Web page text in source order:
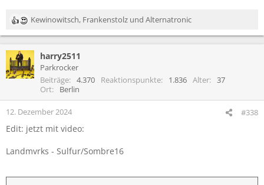
R
e
k
t
i
n
e
:
Kewinowitsch, Frankenstolz und Alternatronic
harry2511
Parkrocker
Beiträge
4.370 Reaktionspunkte 1.836 Alter
37
Ort
Berlin
12. Dezember 2024 #338
Edit: jetzt mit video:
Landmvrks - Sulfur/Sombre16